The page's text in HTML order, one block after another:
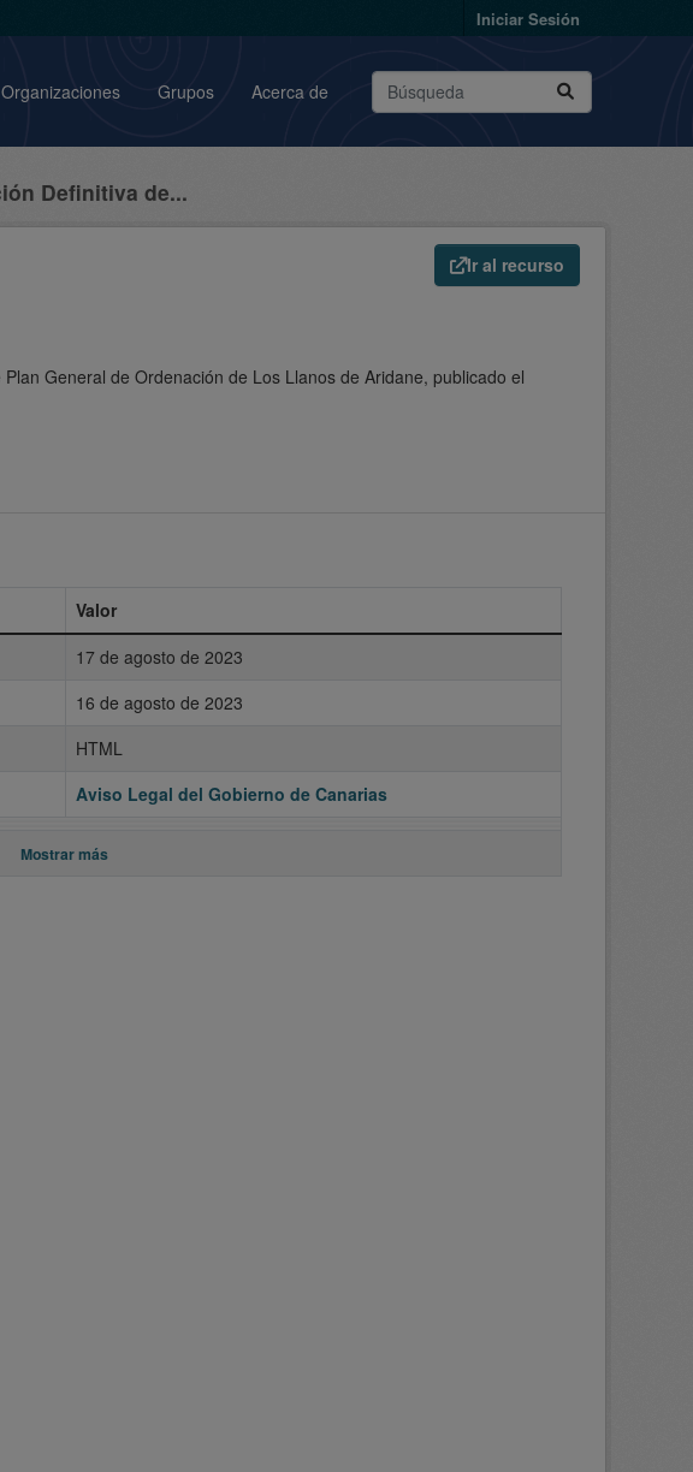
Iniciar Sesión
Organizaciones Grupos Acerca de
Definitiva de...
Ir al recurso
General de Ordenación de Los Llanos de Aridane, publicado el
Valor
17 de agosto de 2023
16 de agosto de 2023
HTML
Aviso Legal del Gobierno de Canarias
Mostrar más